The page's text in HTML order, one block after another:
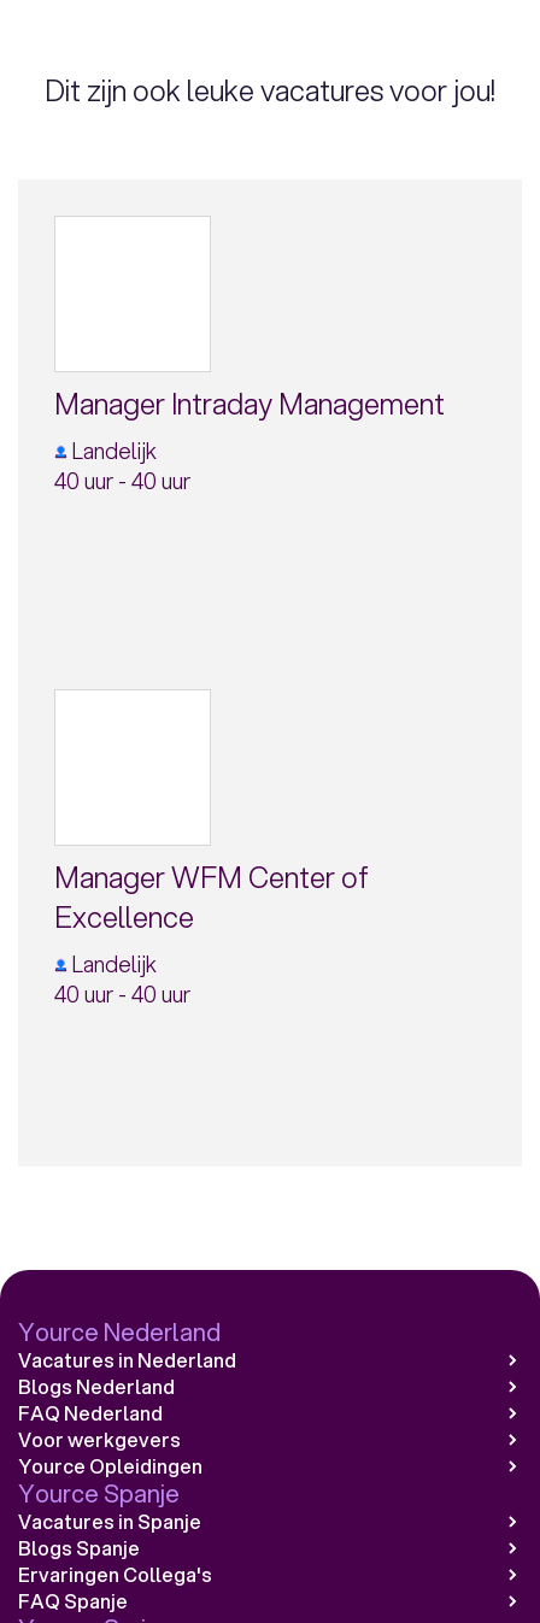
Dit zijn ook leuke vacatures voor jou!
Manager Intraday Management
Landelijk
40 uur - 40 uur
Manager WFM Center of
Excellence
Landelijk
40 uur - 40 uur
Yource Nederland
Vacatures in Nederland
Blogs Nederland
FAQ Nederland
Voor werkgevers
Yource Opleidingen
Yource Spanje
Vacatures in Spanje
Blogs Spanje
Ervaringen Collega's
FAQ Spanje